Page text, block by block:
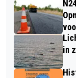
HONDEN’
BOVEN
in